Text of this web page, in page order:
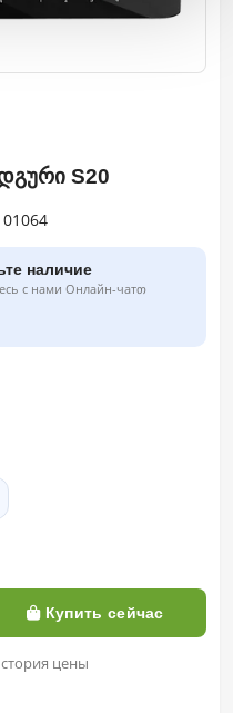
S20
01064
наличие
с нами Онлайн-чатთ
Купить сейчас
цены